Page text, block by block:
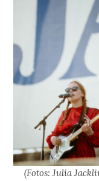
(Fotos: Julia